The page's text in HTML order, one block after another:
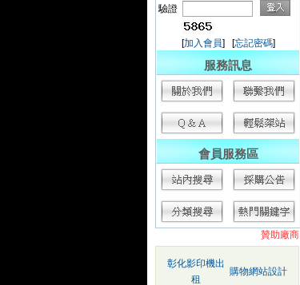
驗證
[加入會員] [忘記密碼]
服務訊息
會員服務區
贊助廠商
彰化影印機出
租
購物網站設計